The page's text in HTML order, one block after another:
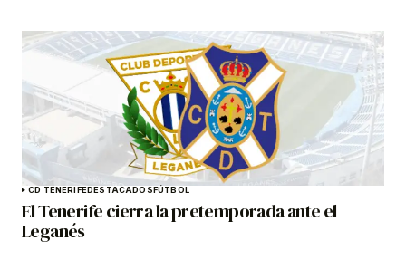
CD TENERIFEDESTACADOSFÚTBOL
El Tenerife cierra la pretemporada ante el
Leganés